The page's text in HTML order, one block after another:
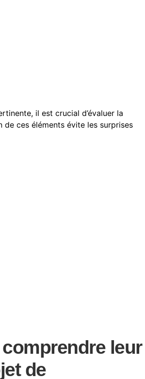
il est crucial d’évaluer la
ces éléments évite les surprises
leur
de